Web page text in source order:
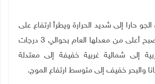
حارا إلى شديد الحرارة ويطرأ ارتفاع على
درجات الحرارة لتصبح أعلى من معدلها العام بحوالي 3 درجات
إلى شمالية غربية خفيفة إلى معتدلة
والبحر خفيف إلى متوسط ارتفاع الموج.